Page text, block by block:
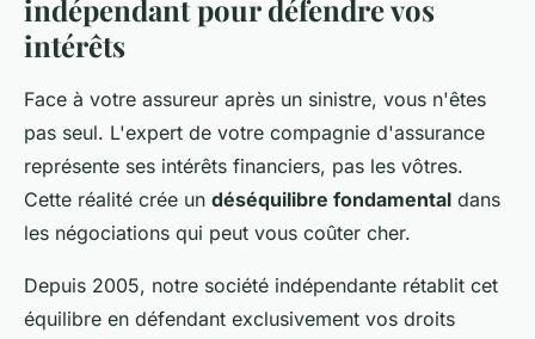
indépendant pour défendre vos
intérêts
Face à votre assureur après un sinistre, vous n'êtes
pas seul. L'expert de votre compagnie d'assurance
représente ses intérêts financiers, pas les vôtres.
Cette réalité crée un déséquilibre fondamental dans
les négociations qui peut vous coûter cher.
Depuis 2005, notre société indépendante rétablit cet
équilibre en défendant exclusivement vos droits